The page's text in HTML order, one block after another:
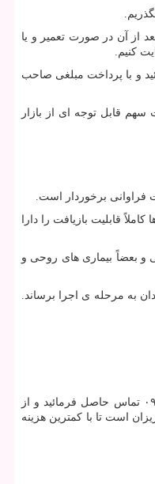
حداقل ۵ سال ، در کانکس های درجه یک حداقل ۱۰ سال و در کانکس های ممتاز نیز حداقل ۱۵ سال است و بعد از آن در صورت تعمیر و یا
کنیم.
و با پرداخت مبلغی صاحب
قابل توجه ای از بازار
فراوانی برخوردار است.
قابلیت بازیافت را دارا
و بعضاً بیماری های روحی و
به مرحله ی اجرا برساند.
می توانید با گروه مشاوران معین کانتین به شماره تلفن ۰۹۱۲۱۴۳۴۳۱۰ تماس حاصل فرمائید و از
است تا با کمترین هزینه